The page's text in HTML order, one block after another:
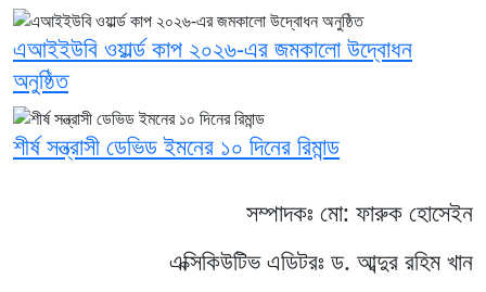
এআইইউবি ওয়ার্ল্ড কাপ ২০২৬-এর জমকালো উদ্বোধন
অনুষ্ঠিত
শীর্ষ সন্ত্রাসী ডেভিড ইমনের ১০ দিনের রিমান্ড
সম্পাদকঃ মো: ফারুক হোসেইন
এক্সিকিউটিভ এডিটরঃ ড. আব্দুর রহিম খান